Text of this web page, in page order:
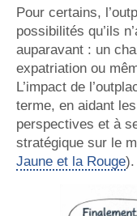
Pour certains,
possibilités qu’ils
auparavant : un
expatriation ou
L’impact de
terme, en aidant
perspectives et à
stratégique sur le
Jaune et la Rouge).